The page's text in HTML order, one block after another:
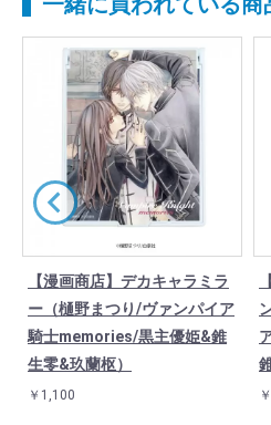
【漫画商店】デカキャラミラ
ー（樋野まつり/ヴァンパイア
騎士memories/黒主優姫&錐
生零&玖蘭枢）
￥1,100